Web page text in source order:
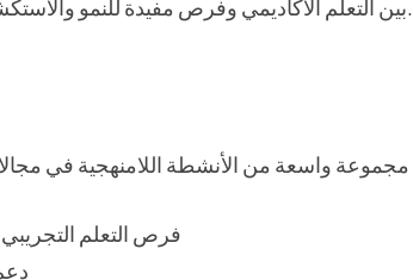
تجمع الحياة الطلابية في ASP بين التعلم الأكاديمي وفرص مفيدة للنمو والاستكشاف وبناء الثقة بالنفس.
مجموعة واسعة من الأنشطة اللامنهجية في
فرص التعلم